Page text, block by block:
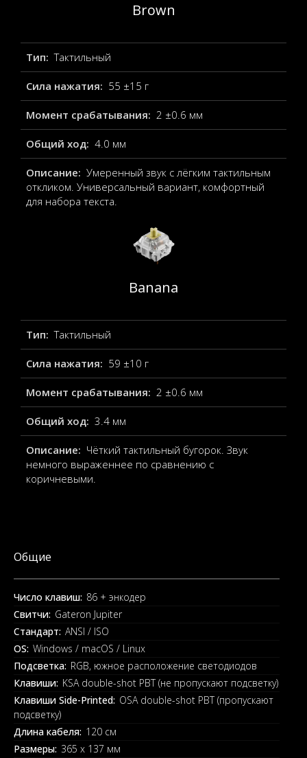
Brown
Тип: Тактильный
Сила нажатия: 55 ±15 г
Момент срабатывания: 2 ±0.6 мм
Общий ход: 4.0 мм
Описание: Умеренный звук с лёгким тактильным
откликом. Универсальный вариант, комфортный
для набора текста.
Banana
Тип: Тактильный
Сила нажатия: 59 ±10 г
Момент срабатывания: 2 ±0.6 мм
Общий ход: 3.4 мм
Описание: Чёткий тактильный бугорок. Звук
немного выраженнее по сравнению с
коричневыми.
Общие
Число клавиш: 86 + энкодер
Свитчи: Gateron Jupiter
Стандарт: ANSI / ISO
OS: Windows / macOS / Linux
Подсветка: RGB, южное расположение светодиодов
Клавиши: KSA double-shot PBT (не пропускают подсветку)
Клавиши Side-Printed: OSA double-shot PBT (пропускают
подсветку)
Длина кабеля: 120 см
Размеры: 365 x 137 мм